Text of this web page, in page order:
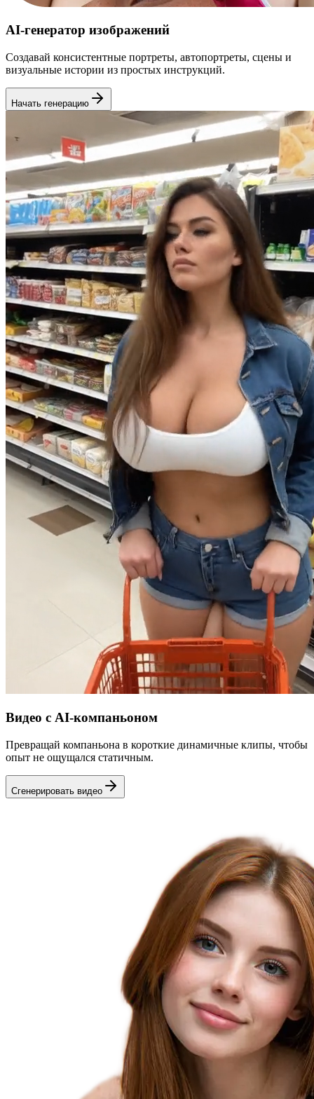
AI-генератор изображений
Создавай консистентные портреты, автопортреты, сцены и
визуальные истории из простых инструкций.
Начать генерацию
Видео с AI-компаньоном
Превращай компаньона в короткие динамичные клипы, чтобы
опыт не ощущался статичным.
Сгенерировать видео